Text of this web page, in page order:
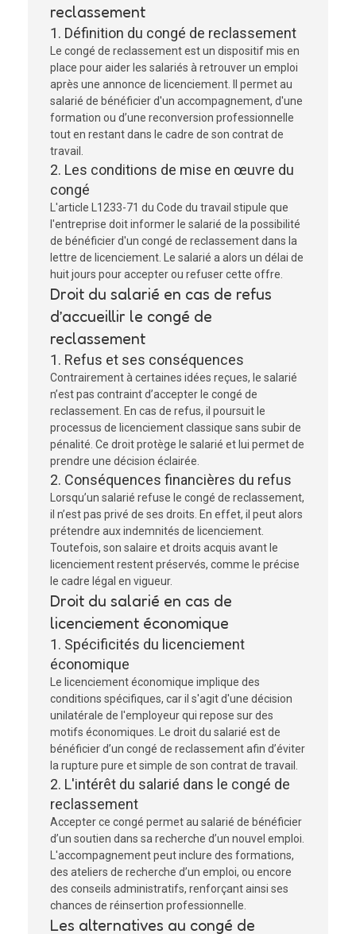
reclassement
1. Définition du congé de reclassement
Le congé de reclassement est un dispositif mis en
place pour aider les salariés à retrouver un emploi
après une annonce de licenciement. Il permet au
salarié de bénéficier d'un accompagnement, d'une
formation ou d’une reconversion professionnelle
tout en restant dans le cadre de son contrat de
travail.
2. Les conditions de mise en œuvre du
congé
L'article L1233-71 du Code du travail stipule que
l'entreprise doit informer le salarié de la possibilité
de bénéficier d'un congé de reclassement dans la
lettre de licenciement. Le salarié a alors un délai de
huit jours pour accepter ou refuser cette offre.
Droit du salarié en cas de refus
d’accueillir le congé de
reclassement
1. Refus et ses conséquences
Contrairement à certaines idées reçues, le salarié
n’est pas contraint d’accepter le congé de
reclassement. En cas de refus, il poursuit le
processus de licenciement classique sans subir de
pénalité. Ce droit protège le salarié et lui permet de
prendre une décision éclairée.
2. Conséquences financières du refus
Lorsqu’un salarié refuse le congé de reclassement,
il n’est pas privé de ses droits. En effet, il peut alors
prétendre aux indemnités de licenciement.
Toutefois, son salaire et droits acquis avant le
licenciement restent préservés, comme le précise
le cadre légal en vigueur.
Droit du salarié en cas de
licenciement économique
1. Spécificités du licenciement
économique
Le licenciement économique implique des
conditions spécifiques, car il s'agit d'une décision
unilatérale de l'employeur qui repose sur des
motifs économiques. Le droit du salarié est de
bénéficier d’un congé de reclassement afin d’éviter
la rupture pure et simple de son contrat de travail.
2. L'intérêt du salarié dans le congé de
reclassement
Accepter ce congé permet au salarié de bénéficier
d’un soutien dans sa recherche d’un nouvel emploi.
L'accompagnement peut inclure des formations,
des ateliers de recherche d’un emploi, ou encore
des conseils administratifs, renforçant ainsi ses
chances de réinsertion professionnelle.
Les alternatives au congé de